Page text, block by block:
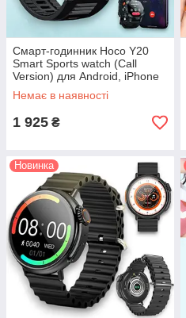
Смарт-годинник Hoco Y20
Smart Sports watch (Call
Version) для Android, iPhone
розумний годинник телефон
з функцією дзвінка
Немає в наявності
1 925 ₴
Новинка